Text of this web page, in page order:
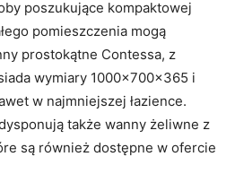
poszukujące kompaktowej
pomieszczenia mogą
prostokątne Contessa, z
wymiary 1000x700x365 i
w najmniejszej łazience.
także wanny żeliwne z
są również dostępne w ofercie